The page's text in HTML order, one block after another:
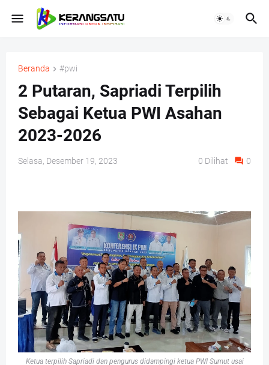
Beranda #pwi
2 Putaran, Sapriadi Terpilih
Sebagai Ketua PWI Asahan
2023-2026
Selasa, Desember 19, 2023 0 Dilihat 0
Ketua terpilih Sapriadi dan pengurus didampingi ketua PWI Sumut usai